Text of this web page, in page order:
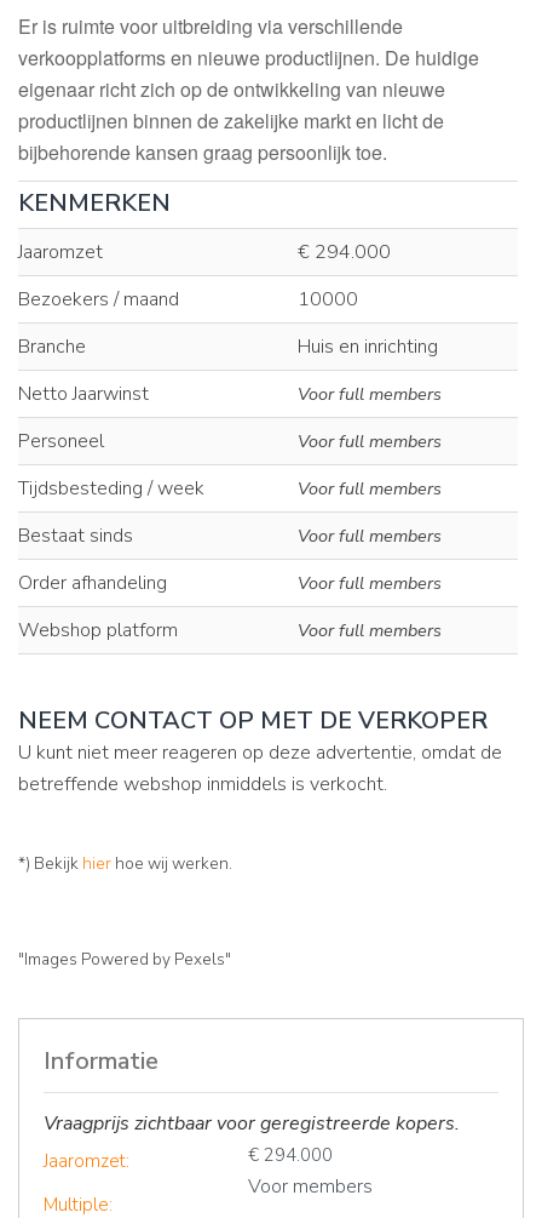
Er is ruimte voor uitbreiding via verschillende
verkoopplatforms en nieuwe productlijnen. De huidige
eigenaar richt zich op de ontwikkeling van nieuwe
productlijnen binnen de zakelijke markt en licht de
bijbehorende kansen graag persoonlijk toe.
KENMERKEN
Jaaromzet
€ 294.000
Bezoekers / maand
10000
Branche
Huis en inrichting
Netto Jaarwinst
Voor full members
Personeel Voor full members
Tijdsbesteding / week Voor full members
Bestaat sinds Voor full members
Order afhandeling Voor full members
Webshop platform Voor full members
NEEM CONTACT OP MET DE VERKOPER
U kunt niet meer reageren op deze advertentie, omdat de
betreffende webshop inmiddels is verkocht.
*) Bekijk hier hoe wij werken.
"Images Powered by Pexels"
Informatie
Vraagprijs zichtbaar voor geregistreerde kopers.
Jaaromzet: € 294.000
Multiple:
Voor members